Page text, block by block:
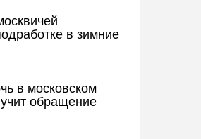
в зимние
в московском
обращение